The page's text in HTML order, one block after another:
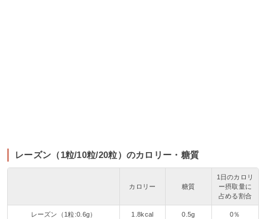
レーズン（1粒/10粒/20粒）のカロリー・糖質
カロリー 糖質
1日のカロリ
ー摂取量に
占める割合
レーズン（1粒:0.6g） 1.8kcal 0.5g 0％